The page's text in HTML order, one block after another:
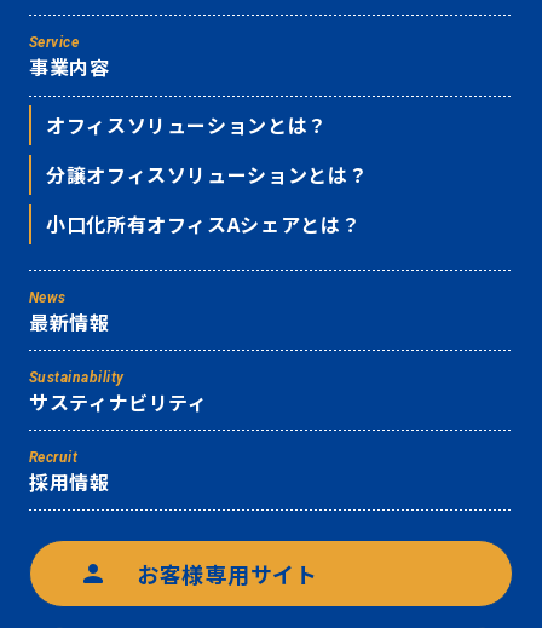
Service
事業内容
オフィスソリューションとは？
分譲オフィスソリューションとは？
小口化所有オフィスAシェアとは？
News
最新情報
Sustainability
サスティナビリティ
Recruit
採用情報
person お客様専用サイト